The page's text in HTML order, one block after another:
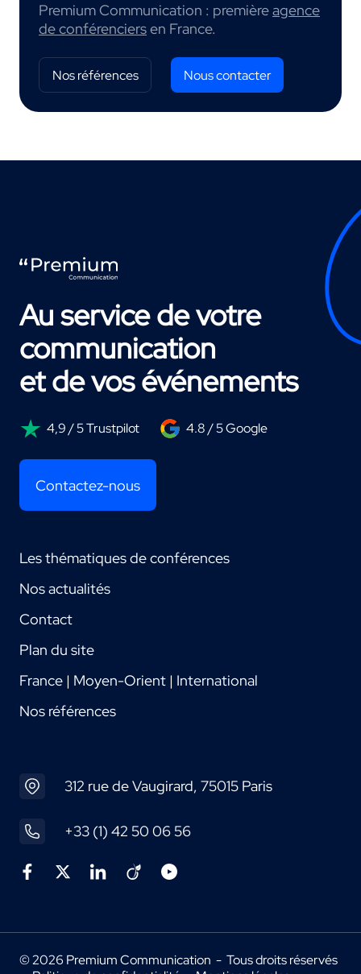
Premium Communication : premièreagence
de conférenciersen France.
Nos références Nous contacter
Au service de votre
communication
et de vos événements
4,9 / 5 Trustpilot 4.8 / 5 Google
Contactez-nous
Les thématiques de conférences
Nos actualités
Contact
Plan du site
France | Moyen-Orient | International
Nos références
312 rue de Vaugirard, 75015 Paris
+33 (1) 42 50 06 56
© 2026 Premium Communication - Tous droits réservés